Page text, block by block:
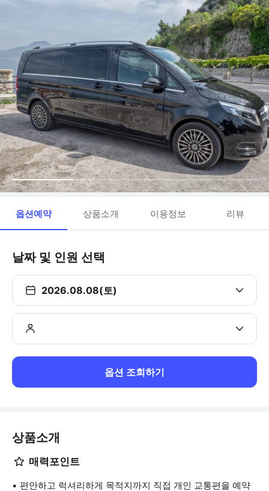
옵션예약 상품소개 이용정보 리뷰
날짜 및 인원 선택
2026.08.08(토)
옵션 조회하기
상품소개
매력포인트
편안하고 럭셔리하게 목적지까지 직접 개인 교통편을 예약